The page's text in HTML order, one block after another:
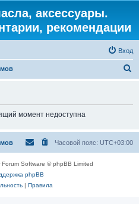
аксессуары.
рекомендации
Вход
момент недоступна
Часовой пояс: UTC+03:00
Forum Software © phpBB Limited
phpBB
| Правила